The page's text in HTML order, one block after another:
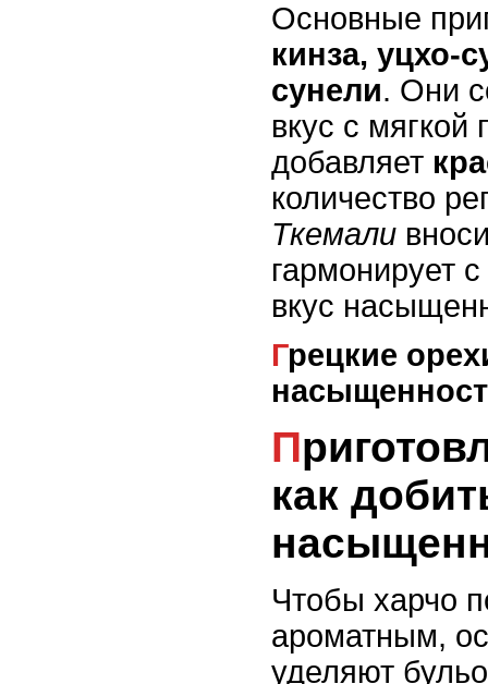
Основные
кинза, уцхо-
сунели. Они
вкус с мягкой
добавляет
количество
Ткемали
гармонирует
вкус
Грецкие орехи: густота и
Приготовление бульона:
как
Чтобы харчо
ароматным,
уделяют